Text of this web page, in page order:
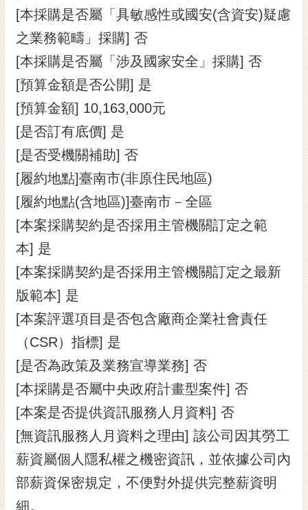
[本採購是否屬「具敏感性或國安(含資安)疑慮
之業務範疇」採購] 否
[本採購是否屬「涉及國家安全」採購] 否
[預算金額是否公開] 是
[預算金額] 10,163,000元
[是否訂有底價] 是
[是否受機關補助] 否
[履約地點]臺南市(非原住民地區)
[履約地點(含地區)]臺南市－全區
[本案採購契約是否採用主管機關訂定之範
本] 是
[本案採購契約是否採用主管機關訂定之最新
版範本] 是
[本案評選項目是否包含廠商企業社會責任
（CSR）指標] 是
[是否為政策及業務宣導業務] 否
[本採購是否屬中央政府計畫型案件] 否
[本案是否提供資訊服務人月資料] 否
[無資訊服務人月資料之理由] 該公司因其勞工
薪資屬個人隱私權之機密資訊，並依據公司內
部薪資保密規定，不便對外提供完整薪資明
細。